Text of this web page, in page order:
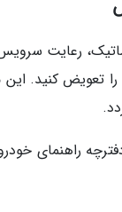
رعایت
را تعویض کنید.
راهنمای